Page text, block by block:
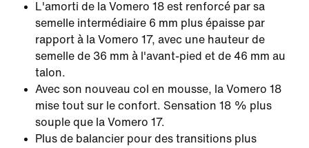
L'amorti de la Vomero 18 est renforcé par sa
semelle intermédiaire 6 mm plus épaisse par
rapport à la Vomero 17, avec une hauteur de
semelle de 36 mm à l'avant-pied et de 46 mm au
talon.
Avec son nouveau col en mousse, la Vomero 18
mise tout sur le confort. Sensation 18 % plus
souple que la Vomero 17.
Plus de balancier pour des transitions plus